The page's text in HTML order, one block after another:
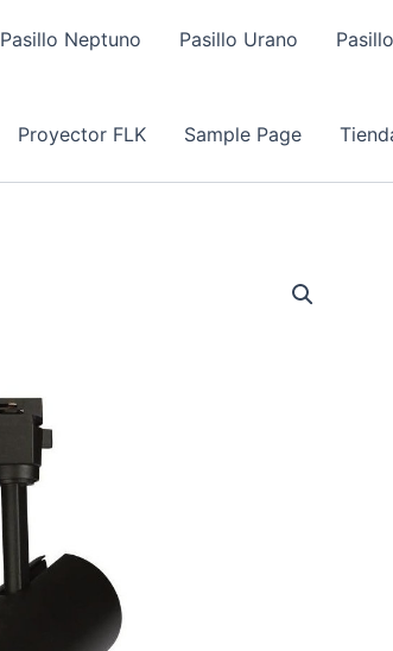
Pasillo Neptuno Pasillo Urano
Proyector FLK Sample Page